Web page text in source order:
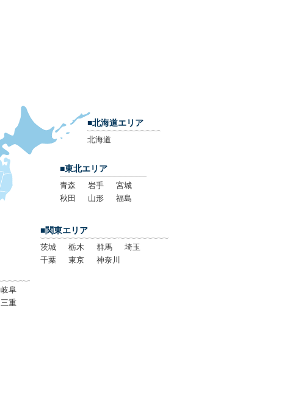
■北海道エリア
北海道
■東北エリア
青森 岩手
宮城
秋田
山形 福島
■関東エリア
茨城 栃木 群馬
埼玉
千葉
東京 神奈川
岐阜
三重